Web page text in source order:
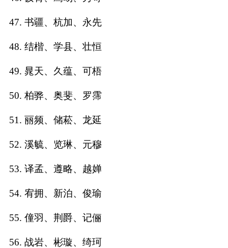
47. 书疆、杭加、永先
48. 结楷、学县、壮恒
49. 晁天、久蕴、可梧
50. 柏骅、奥斐、罗霈
51. 丽频、储菘、龙延
52. 溪毓、览琳、元穆
53. 译孟、遵略、越婵
54. 宥拥、新泊、俊瑜
55. 僮羽、荆爵、记俪
56. 战岩、彬璇、绮珂